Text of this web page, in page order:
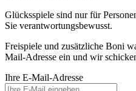
Glücksspiele sind nur für
Sie verantwortungsbewusst.
Freispiele und zusätzliche Boni
Mail-Adresse ein und wir
Ihre E-Mail-Adresse